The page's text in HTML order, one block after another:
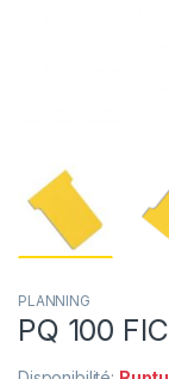
PLANNING
PQ 100